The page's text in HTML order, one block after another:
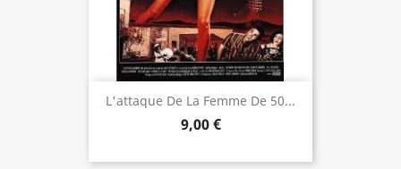
L'attaque De La Femme De 50...
9,00 €